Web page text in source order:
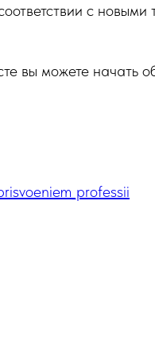
с новыми
вы можете начать